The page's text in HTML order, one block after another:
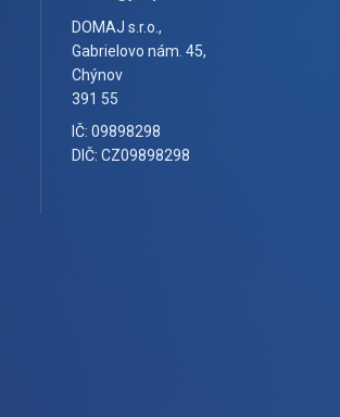
DOMAJ s.r.o.,
Gabrielovo nám. 45,
Chýnov
391 55
IČ: 09898298
DIČ: CZ09898298